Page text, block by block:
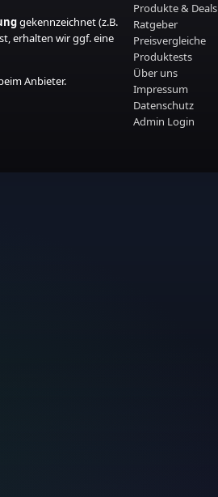
gekennzeichnet (z.B.
erhalten wir ggf. eine
Anbieter.
Produkte & Deals
Ratgeber
Preisvergleiche
Produktests
Über uns
Impressum
Datenschutz
Admin Login